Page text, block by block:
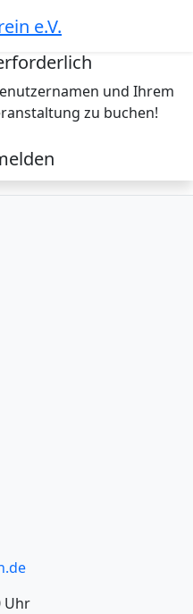
und Ihrem
zu buchen!
Uhr